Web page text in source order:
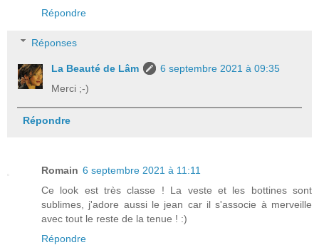
Répondre
Réponses
La Beauté de Lâm
6 septembre 2021 à 09:35
Merci ;-)
Répondre
Romain 6 septembre 2021 à 11:11
Ce look est très classe ! La veste et les bottines sont
sublimes, j'adore aussi le jean car il s'associe à merveille
avec tout le reste de la tenue ! :)
Répondre